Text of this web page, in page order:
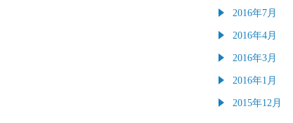
2016年7月
2016年4月
2016年3月
2016年1月
2015年12月